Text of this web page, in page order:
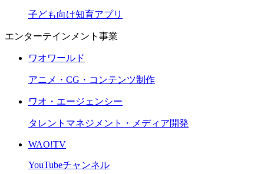
子ども向け知育アプリ
エンターテインメント事業
ワオワールド
アニメ・CG・コンテンツ制作
ワオ・エージェンシー
タレントマネジメント・メディア開発
WAO!TV
YouTubeチャンネル